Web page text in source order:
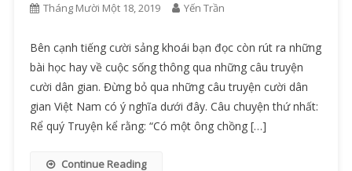
Tháng Mười Một 18, 2019 Yến Trần
Bên cạnh tiếng cười sảng khoái bạn đọc còn rút ra những
bài học hay về cuộc sống thông qua những câu truyện
cười dân gian. Đừng bỏ qua những câu truyện cười dân
gian Việt Nam có ý nghĩa dưới đây. Câu chuyện thứ nhất:
Rể quý Truyện kể rằng: “Có một ông chồng […]
Continue Reading